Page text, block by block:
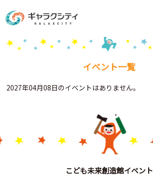
施設案内
こども
西新井
Gがくえん
お知らせ
イベント一覧
2027年04月08日のイベントはありません。
こども未来創造館イベント